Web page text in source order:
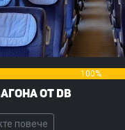
100%
от DB
повече